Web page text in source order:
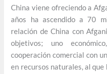
China viene ofreciendo a
años ha ascendido a 70
relación de China con
objetivos; uno
cooperación comercial con
en recursos naturales, al